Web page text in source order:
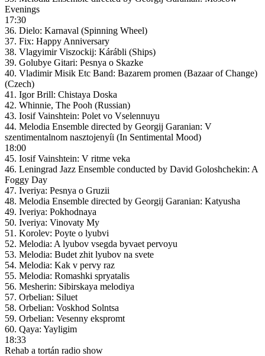
Evenings
17:30
36. Dielo: Karnaval (Spinning Wheel)
37. Fix: Happy Anniversary
38. Vlagyimir Viszockij: Kárábli (Ships)
39. Golubye Gitari: Pesnya o Skazke
40. Vladimir Misik Etc Band: Bazarem promen (Bazaar of Change)
(Czech)
41. Igor Brill: Chistaya Doska
42. Whinnie, The Pooh (Russian)
43. Iosif Vainshtein: Polet vo Vselennuyu
44. Melodia Ensemble directed by Georgij Garanian: V
szentimentalnom nasztojenyíi (In Sentimental Mood)
18:00
45. Iosif Vainshtein: V ritme veka
46. Leningrad Jazz Ensemble conducted by David Goloshchekin: A
Foggy Day
47. Iveriya: Pesnya o Gruzii
48. Melodia Ensemble directed by Georgij Garanian: Katyusha
49. Iveriya: Pokhodnaya
50. Iveriya: Vinovaty My
51. Korolev: Poyte o lyubvi
52. Melodia: A lyubov vsegda byvaet pervoyu
53. Melodia: Budet zhit lyubov na svete
54. Melodia: Kak v pervy raz
55. Melodia: Romashki spryatalis
56. Mesherin: Sibirskaya melodiya
57. Orbelian: Siluet
58. Orbelian: Voskhod Solntsa
59. Orbelian: Vesenny ekspromt
60. Qaya: Yayligim
18:33
Rehab a tortán radio show